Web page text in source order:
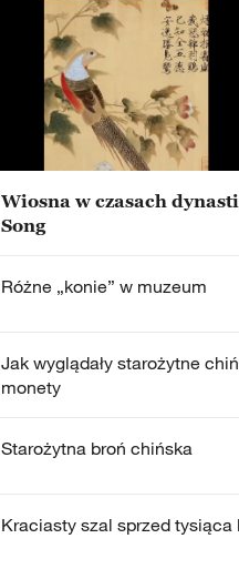
Wiosna w czasach
Song
Różne „konie” w muzeum
Jak wyglądały starożytne
monety
Starożytna broń chińska
Kraciasty szal sprzed tysiąca